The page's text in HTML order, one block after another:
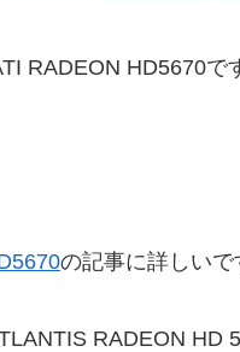
RADEON HD5670で
の記事に詳しいで
RADEON HD